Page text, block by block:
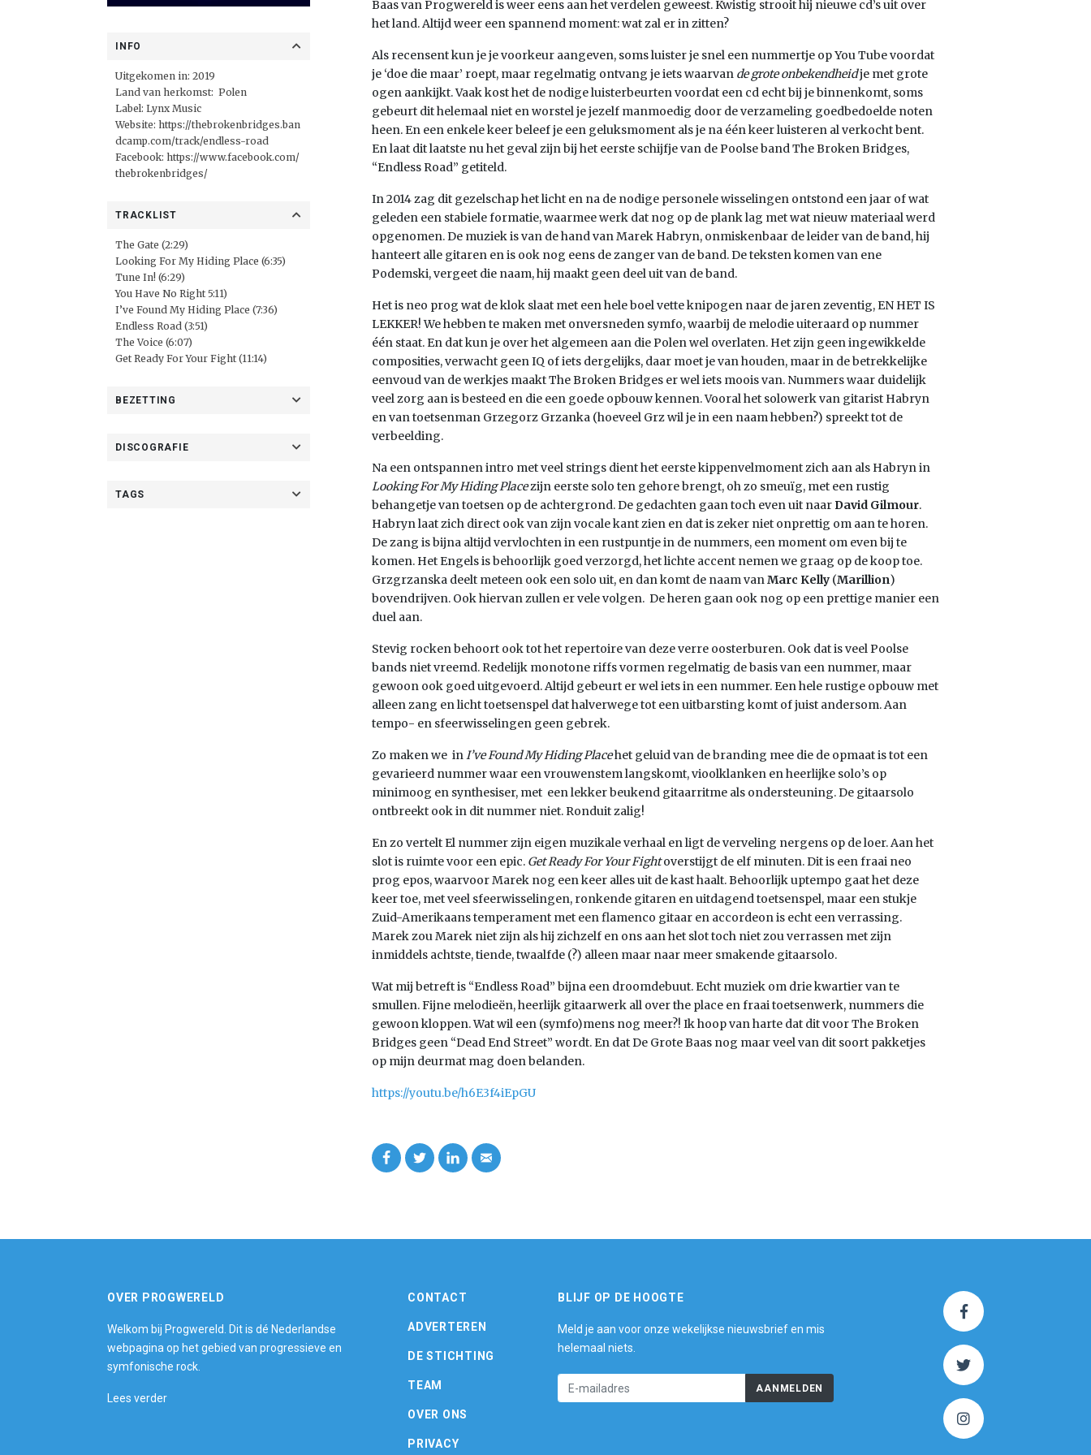
INFO
Uitgekomen in: 2019
Land van herkomst: Polen
Label: Lynx Music
Website: https://thebrokenbridges.ban
dcamp.com/track/endless-road
Facebook: https://www.facebook.com/
thebrokenbridges/
TRACKLIST
The Gate (2:29)
Looking For My Hiding Place (6:35)
Tune In! (6:29)
You Have No Right 5:11)
I’ve Found My Hiding Place (7:36)
Endless Road (3:51)
The Voice (6:07)
Get Ready For Your Fight (11:14)
BEZETTING
DISCOGRAFIE
TAGS
Baas van Progwereld is weer eens aan het verdelen geweest. Kwistig strooit hij nieuwe cd’s uit over
het land. Altijd weer een spannend moment: wat zal er in zitten?
Als recensent kun je je voorkeur aangeven, soms luister je snel een nummertje op You Tube voordat
je ‘doe die maar’ roept, maar regelmatig ontvang je iets waarvan de grote onbekendheidje met grote
ogen aankijkt. Vaak kost het de nodige luisterbeurten voordat een cd echt bij je binnenkomt, soms
gebeurt dit helemaal niet en worstel je jezelf manmoedig door de verzameling goedbedoelde noten
heen. En een enkele keer beleef je een geluksmoment als je na één keer luisteren al verkocht bent.
En laat dit laatste nu het geval zijn bij het eerste schijfje van de Poolse band The Broken Bridges,
“Endless Road” getiteld.
In 2014 zag dit gezelschap het licht en na de nodige personele wisselingen ontstond een jaar of wat
geleden een stabiele formatie, waarmee werk dat nog op de plank lag met wat nieuw materiaal werd
opgenomen. De muziek is van de hand van Marek Habryn, onmiskenbaar de leider van de band, hij
hanteert alle gitaren en is ook nog eens de zanger van de band. De teksten komen van ene
Podemski, vergeet die naam, hij maakt geen deel uit van de band.
Het is neo prog wat de klok slaat met een hele boel vette knipogen naar de jaren zeventig, EN HET IS
LEKKER! We hebben te maken met onversneden symfo, waarbij de melodie uiteraard op nummer
één staat. En dat kun je over het algemeen aan die Polen wel overlaten. Het zijn geen ingewikkelde
composities, verwacht geen IQ of iets dergelijks, daar moet je van houden, maar in de betrekkelijke
eenvoud van de werkjes maakt The Broken Bridges er wel iets moois van. Nummers waar duidelijk
veel zorg aan is besteed en die een goede opbouw kennen. Vooral het solowerk van gitarist Habryn
en van toetsenman Grzegorz Grzanka (hoeveel Grz wil je in een naam hebben?) spreekt tot de
verbeelding.
Na een ontspannen intro met veel strings dient het eerste kippenvelmoment zich aan als Habryn in
Looking For My Hiding Placezijn eerste solo ten gehore brengt, oh zo smeuïg, met een rustig
behangetje van toetsen op de achtergrond. De gedachten gaan toch even uit naar David Gilmour.
Habryn laat zich direct ook van zijn vocale kant zien en dat is zeker niet onprettig om aan te horen.
De zang is bijna altijd vervlochten in een rustpuntje in de nummers, een moment om even bij te
komen. Het Engels is behoorlijk goed verzorgd, het lichte accent nemen we graag op de koop toe.
Grzgrzanska deelt meteen ook een solo uit, en dan komt de naam vanMarc Kelly (Marillion)
bovendrijven. Ook hiervan zullen er vele volgen. De heren gaan ook nog op een prettige manier een
duel aan.
Stevig rocken behoort ook tot het repertoire van deze verre oosterburen. Ook dat is veel Poolse
bands niet vreemd. Redelijk monotone riffs vormen regelmatig de basis van een nummer, maar
gewoon ook goed uitgevoerd. Altijd gebeurt er wel iets in een nummer. Een hele rustige opbouw met
alleen zang en licht toetsenspel dat halverwege tot een uitbarsting komt of juist andersom. Aan
tempo- en sfeerwisselingen geen gebrek.
Zo maken we inI’ve Found My Hiding Placehet geluid van de branding mee die de opmaat is tot een
gevarieerd nummer waar een vrouwenstem langskomt, vioolklanken en heerlijke solo’s op
minimoog en synthesiser, met een lekker beukend gitaarritme als ondersteuning. De gitaarsolo
ontbreekt ook in dit nummer niet. Ronduit zalig!
En zo vertelt El nummer zijn eigen muzikale verhaal en ligt de verveling nergens op de loer. Aan het
slot is ruimte voor een epic. Get Ready For Your Fightoverstijgt de elf minuten. Dit is een fraai neo
prog epos, waarvoor Marek nog een keer alles uit de kast haalt. Behoorlijk uptempo gaat het deze
keer toe, met veel sfeerwisselingen, ronkende gitaren en uitdagend toetsenspel, maar een stukje
Zuid-Amerikaans temperament met een flamenco gitaar en accordeon is echt een verrassing.
Marek zou Marek niet zijn als hij zichzelf en ons aan het slot toch niet zou verrassen met zijn
inmiddels achtste, tiende, twaalfde (?) alleen maar naar meer smakende gitaarsolo.
Wat mij betreft is “Endless Road” bijna een droomdebuut. Echt muziek om drie kwartier van te
smullen. Fijne melodieën, heerlijk gitaarwerk all over the place en fraai toetsenwerk, nummers die
gewoon kloppen. Wat wil een (symfo)mens nog meer?! Ik hoop van harte dat dit voor The Broken
Bridges geen “Dead End Street” wordt. En dat De Grote Baas nog maar veel van dit soort pakketjes
op mijn deurmat mag doen belanden.
https://youtu.be/h6E3f4iEpGU
OVER PROGWERELD
Welkom bij Progwereld. Dit is dé Nederlandse
webpagina op het gebied van progressieve en
symfonische rock.
Lees verder
CONTACT
ADVERTEREN
DE STICHTING
TEAM
OVER ONS
PRIVACY
BLIJF OP DE HOOGTE
Meld je aan voor onze wekelijkse nieuwsbrief en mis
helemaal niets.
AANMELDEN